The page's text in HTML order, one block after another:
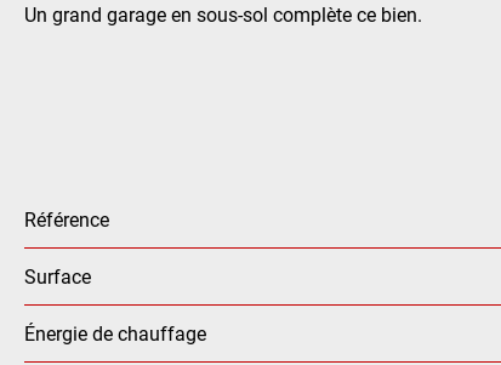
Un grand garage en sous-sol complète ce bien.
Référence
Surface
Énergie de chauffage